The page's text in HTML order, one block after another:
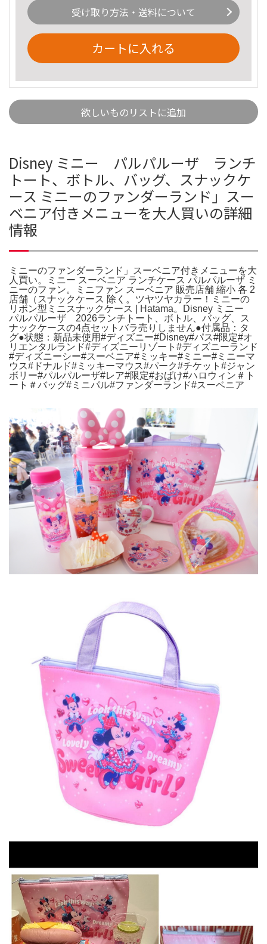
受け取り方法・送料について
カートに入れる
欲しいものリストに追加
Disney ミニー パルパルーザ ランチ
トート、ボトル、バッグ、スナックケ
ース ミニーのファンダーランド」スー
ベニア付きメニューを大人買いの詳細
情報
ミニーのファンダーランド」スーベニア付きメニューを大
人買い。ミニー スーベニア ランチケース パルパルーザ ミ
ニーのファン。ミニファン スーベニア 販売店舗 縮小 各 2
店舗（スナックケース 除く。ツヤツヤカラー！ミニーの
リボン型ミニスナックケース | Hatama。Disney ミニー
パルパルーザ 2026ランチトート、ボトル、バッグ、ス
ナックケースの4点セットバラ売りしません●付属品：タ
グ●状態：新品未使用#ディズニー#Disney#パス#限定#オ
リエンタルランド#ディズニーリゾート#ディズニーランド
#ディズニーシー#スーベニア#ミッキー#ミニー#ミニーマ
ウス#ドナルド#ミッキーマウス#パーク#チケット#ジャン
ボリー#パルパルーザ#レア#限定#おばけ#ハロウィン＃ト
ート＃バッグ#ミニパル#ファンダーランド#スーベニア